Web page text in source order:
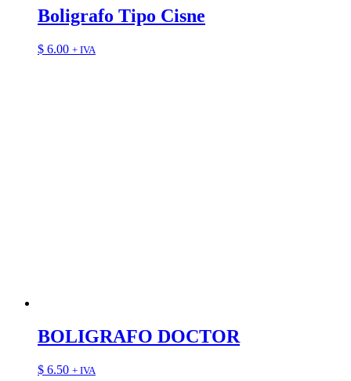
Boligrafo Tipo Cisne
$ 6.00 + IVA
BOLIGRAFO DOCTOR
$ 6.50 + IVA